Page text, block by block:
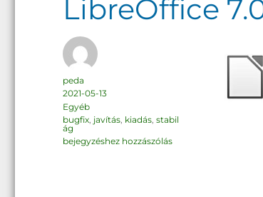
LibreOffice
Szerző
peda
Közzétéve
2021-05-13
Kategória
Egyéb
Címke
bugfix, javítás, kiadás,stabil
ág
LibreOffice
7.0.6
bejegyzéshez hozzászólás